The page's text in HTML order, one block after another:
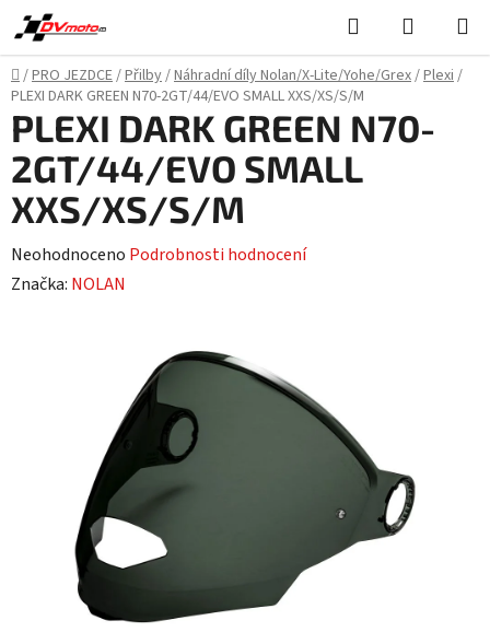
Přejít
na
obsah
Hledat
KOŠÍK
Domů
/PRO JEZDCE/Přilby/Náhradní díly Nolan/X-Lite/Yohe/Grex/Plexi/
PLEXI DARK GREEN N70-2GT/44/EVO SMALL XXS/XS/S/M
PLEXI DARK GREEN N70-
2GT/44/EVO SMALL
XXS/XS/S/M
Průměrné
hodnocení
Neohodnoceno Podrobnosti hodnocení
Značka: NOLAN